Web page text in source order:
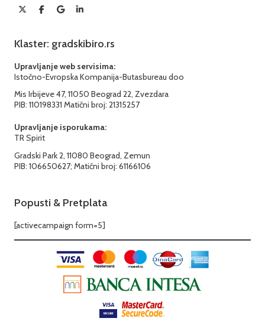
Klaster: gradskibiro.rs
Upravljanje web servisima:
Istočno-Evropska Kompanija-Butasbureau doo
Mis Irbijeve 47, 11050 Beograd 22, Zvezdara
PIB: 110198331 Matični broj: 21315257
Upravljanje isporukama:
TR Spirit
Gradski Park 2, 11080 Beograd, Zemun
PIB: 106650627; Matični broj: 61166106
Popusti & Pretplata
[activecampaign form=5]